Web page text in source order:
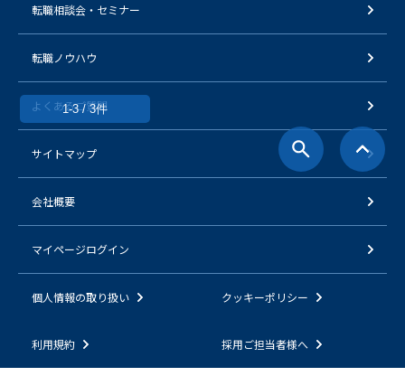
1-3 / 3件
転職相談会・セミナー
転職ノウハウ
よくあるご質問
サイトマップ
会社概要
マイページログイン
個人情報の取り扱い クッキーポリシー
利用規約 採用ご担当者様へ